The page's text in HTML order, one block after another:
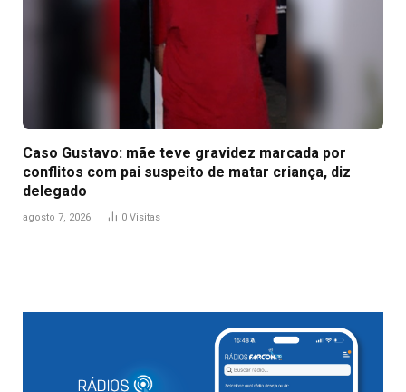
Caso Gustavo: mãe teve gravidez marcada por
conflitos com pai suspeito de matar criança, diz
delegado
agosto 7, 2026 0 Visitas